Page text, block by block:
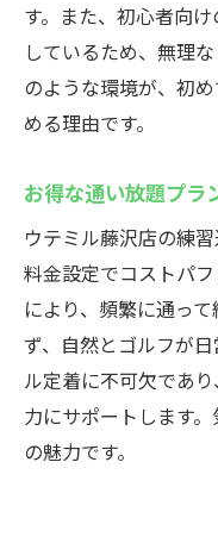
す。また、初心者向
しているため、無理
のような環境が、初
める理由です。
お得な通い放題プラ
ウテミル藤沢店の練
料金設定でコストパ
により、頻繁に通っ
ず、自然とゴルフが
ル定着に不可欠であ
力にサポートします
の魅力です。